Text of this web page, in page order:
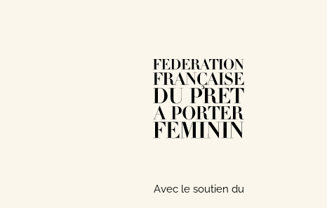
Avec le soutien du